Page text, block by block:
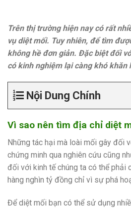
Trên thị trường hiện nay có rất
vụ diệt mối. Tuy nhiên, để tìm
không hề đơn giản. Đặc biệt đối
có kinh nghiệm lại càng khó khăn
Nội Dung Chính
Vì sao nên tìm địa chỉ diệt
Những tác hại mà loài mối gây đối
chứng minh qua nghiên cứu cũng
đối với kinh tế chúng ta có thể phải
hàng nghìn tỷ đồng chỉ vì sự phá
Để diệt mối bạn có thể sử dụng